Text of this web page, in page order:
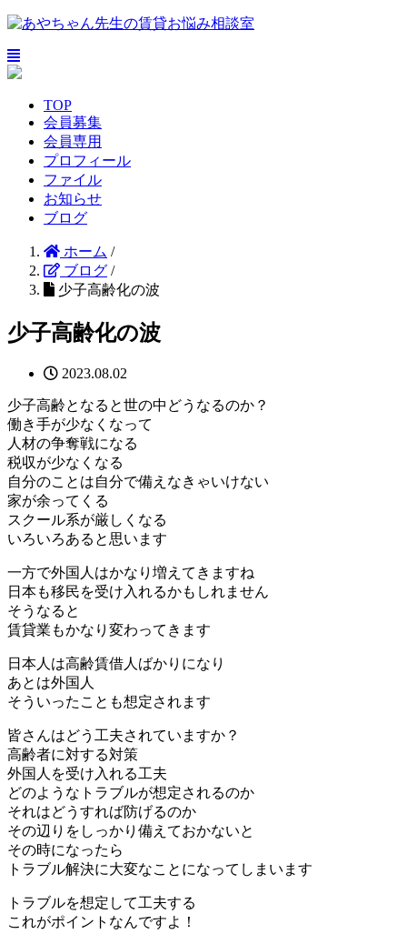
TOP
会員募集
会員専用
プロフィール
ファイル
お知らせ
ブログ
ホーム /
ブログ /
少子高齢化の波
少子高齢化の波
2023.08.02
少子高齢となると世の中どうなるのか？
働き手が少なくなって
人材の争奪戦になる
税収が少なくなる
自分のことは自分で備えなきゃいけない
家が余ってくる
スクール系が厳しくなる
いろいろあると思います
一方で外国人はかなり増えてきますね
日本も移民を受け入れるかもしれません
そうなると
賃貸業もかなり変わってきます
日本人は高齢賃借人ばかりになり
あとは外国人
そういったことも想定されます
皆さんはどう工夫されていますか？
高齢者に対する対策
外国人を受け入れる工夫
どのようなトラブルが想定されるのか
それはどうすれば防げるのか
その辺りをしっかり備えておかないと
その時になったら
トラブル解決に大変なことになってしまいます
トラブルを想定して工夫する
これがポイントなんですよ！